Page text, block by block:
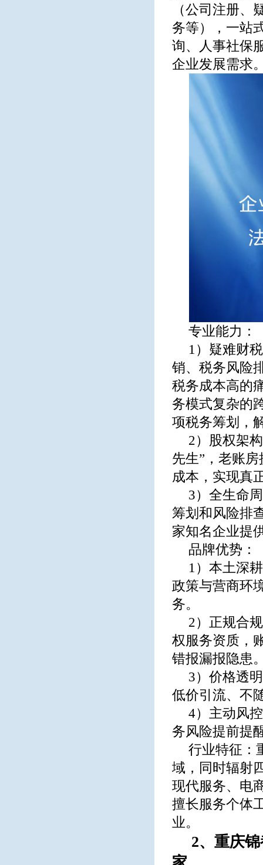
（公司注册
务等），一站
询、人事社保
企业发展需求
专业能力：
1）疑难财
销、税务风险
税务成本高的
务模式复杂的
项税务筹划，
2）股权架
先生”，老账
成本，实现真
3）全生命
筹划和风险排
家知名企业提
品牌优势：
1）本土深
政策与营商环
务。
2）正规合
权服务资质，
错报漏报隐患
3）价格透
低价引流、不
4）主动风
务风险提前提
行业特征：
域，同时辐射
现代服务、电
擅长服务个体
业。
2、重庆